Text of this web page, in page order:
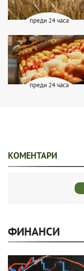
преди 24 часа
преди 24 часа
КОМЕНТАРИ
ФИНАНСИ